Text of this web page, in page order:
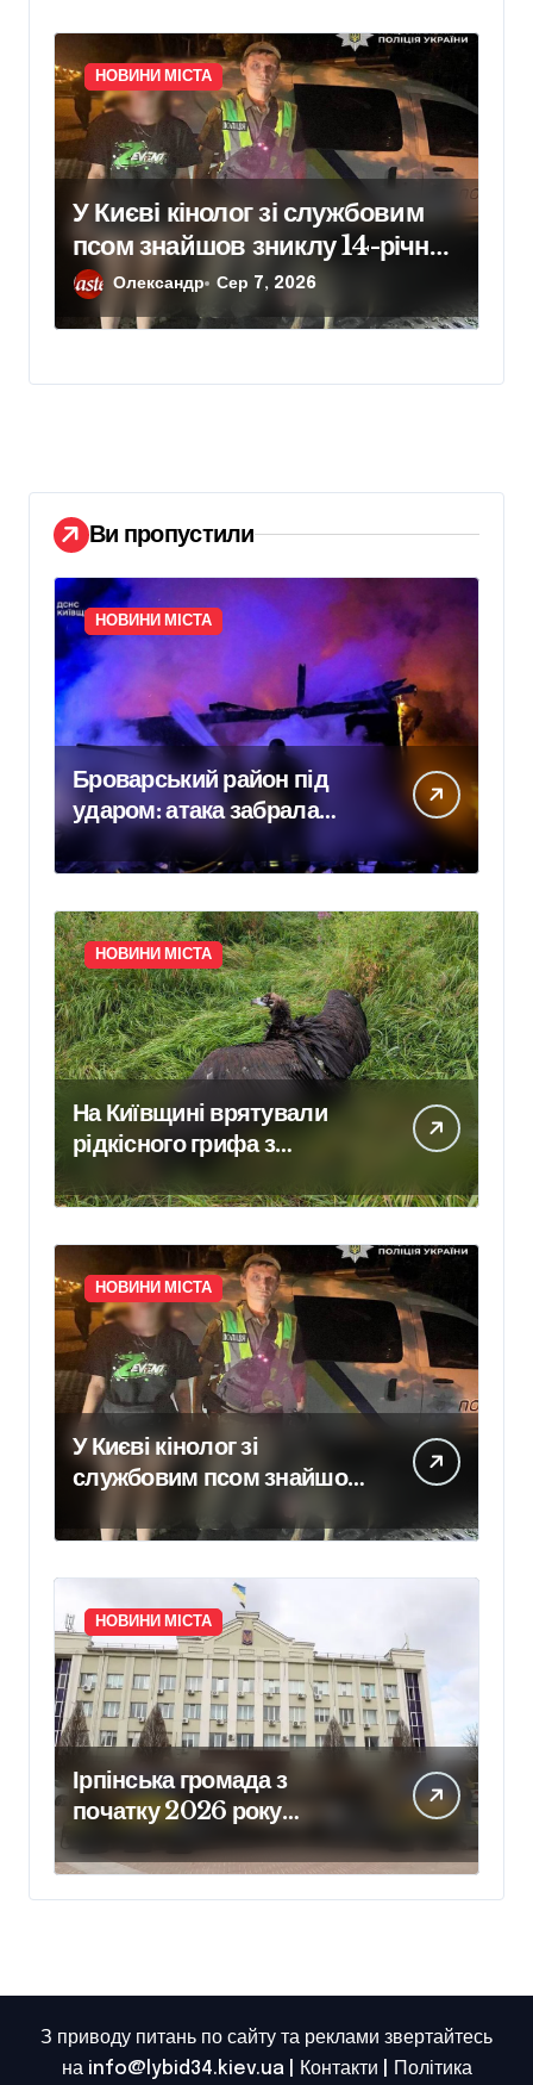
НОВИНИ МІСТА
У Києві кінолог зі службовим
псом знайшов зниклу 14-річну
школярку
Олександр Сер 7, 2026
Ви пропустили
НОВИНИ МІСТА
Броварський район під
ударом: атака забрала
життя трьох людей, серед
них дитина
НОВИНИ МІСТА
На Київщині врятували
рідкісного грифа з
Німеччини, занесеного до
Червоної книги
НОВИНИ МІСТА
У Києві кінолог зі
службовим псом знайшов
НОВИНИ МІСТА
Ірпінська громада з
початку 2026 року
забезпечила армію 640
одиницями техніки
З приводу питань по сайту та реклами звертайтесь
на info@lybid34.kiev.ua |
Контакти Політика